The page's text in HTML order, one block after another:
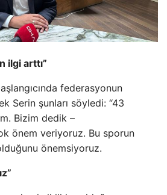
ilgi arttı”
federasyonun
Serin şunları söyledi: “43
Bizim dedik –
önem veriyoruz. Bu sporun
önemsiyoruz.